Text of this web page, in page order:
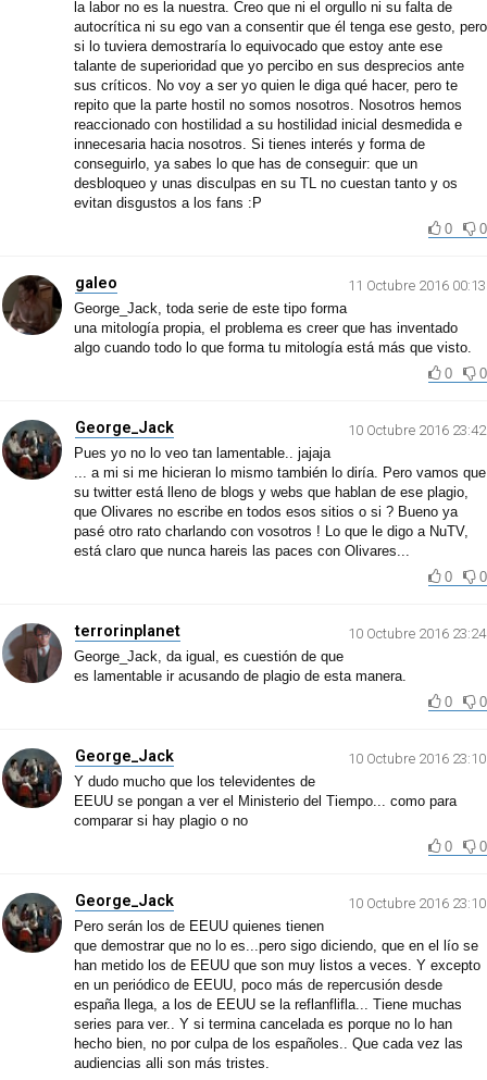
la labor no es la nuestra. Creo que ni el orgullo ni su falta de
autocrítica ni su ego van a consentir que él tenga ese gesto, pero
si lo tuviera demostraría lo equivocado que estoy ante ese
talante de superioridad que yo percibo en sus desprecios ante
sus críticos. No voy a ser yo quien le diga qué hacer, pero te
repito que la parte hostil no somos nosotros. Nosotros hemos
reaccionado con hostilidad a su hostilidad inicial desmedida e
innecesaria hacia nosotros. Si tienes interés y forma de
conseguirlo, ya sabes lo que has de conseguir: que un
desbloqueo y unas disculpas en su TL no cuestan tanto y os
evitan disgustos a los fans :P
0
0
galeo
11 Octubre 2016 00:13
George_Jack, toda serie de este tipo forma
una mitología propia, el problema es creer que has inventado
algo cuando todo lo que forma tu mitología está más que visto.
0
0
George_Jack
10 Octubre 2016 23:42
Pues yo no lo veo tan lamentable.. jajaja
... a mi si me hicieran lo mismo también lo diría. Pero vamos que
su twitter está lleno de blogs y webs que hablan de ese plagio,
que Olivares no escribe en todos esos sitios o si ? Bueno ya
pasé otro rato charlando con vosotros ! Lo que le digo a NuTV,
está claro que nunca hareis las paces con Olivares...
0
0
terrorinplanet
10 Octubre 2016 23:24
George_Jack, da igual, es cuestión de que
es lamentable ir acusando de plagio de esta manera.
0
0
George_Jack
10 Octubre 2016 23:10
Y dudo mucho que los televidentes de
EEUU se pongan a ver el Ministerio del Tiempo... como para
comparar si hay plagio o no
0
0
George_Jack
10 Octubre 2016 23:10
Pero serán los de EEUU quienes tienen
que demostrar que no lo es...pero sigo diciendo, que en el lío se
han metido los de EEUU que son muy listos a veces. Y excepto
en un periódico de EEUU, poco más de repercusión desde
españa llega, a los de EEUU se la reflanflifla... Tiene muchas
series para ver.. Y si termina cancelada es porque no lo han
hecho bien, no por culpa de los españoles.. Que cada vez las
audiencias alli son más tristes.